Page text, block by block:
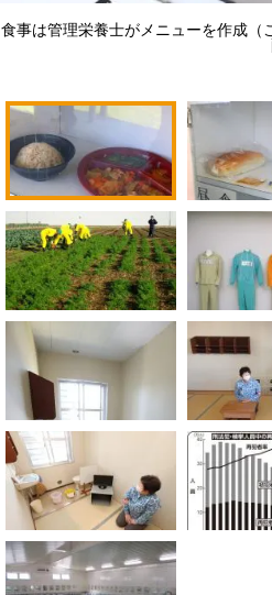
食事は管理栄養士がメニューを作成